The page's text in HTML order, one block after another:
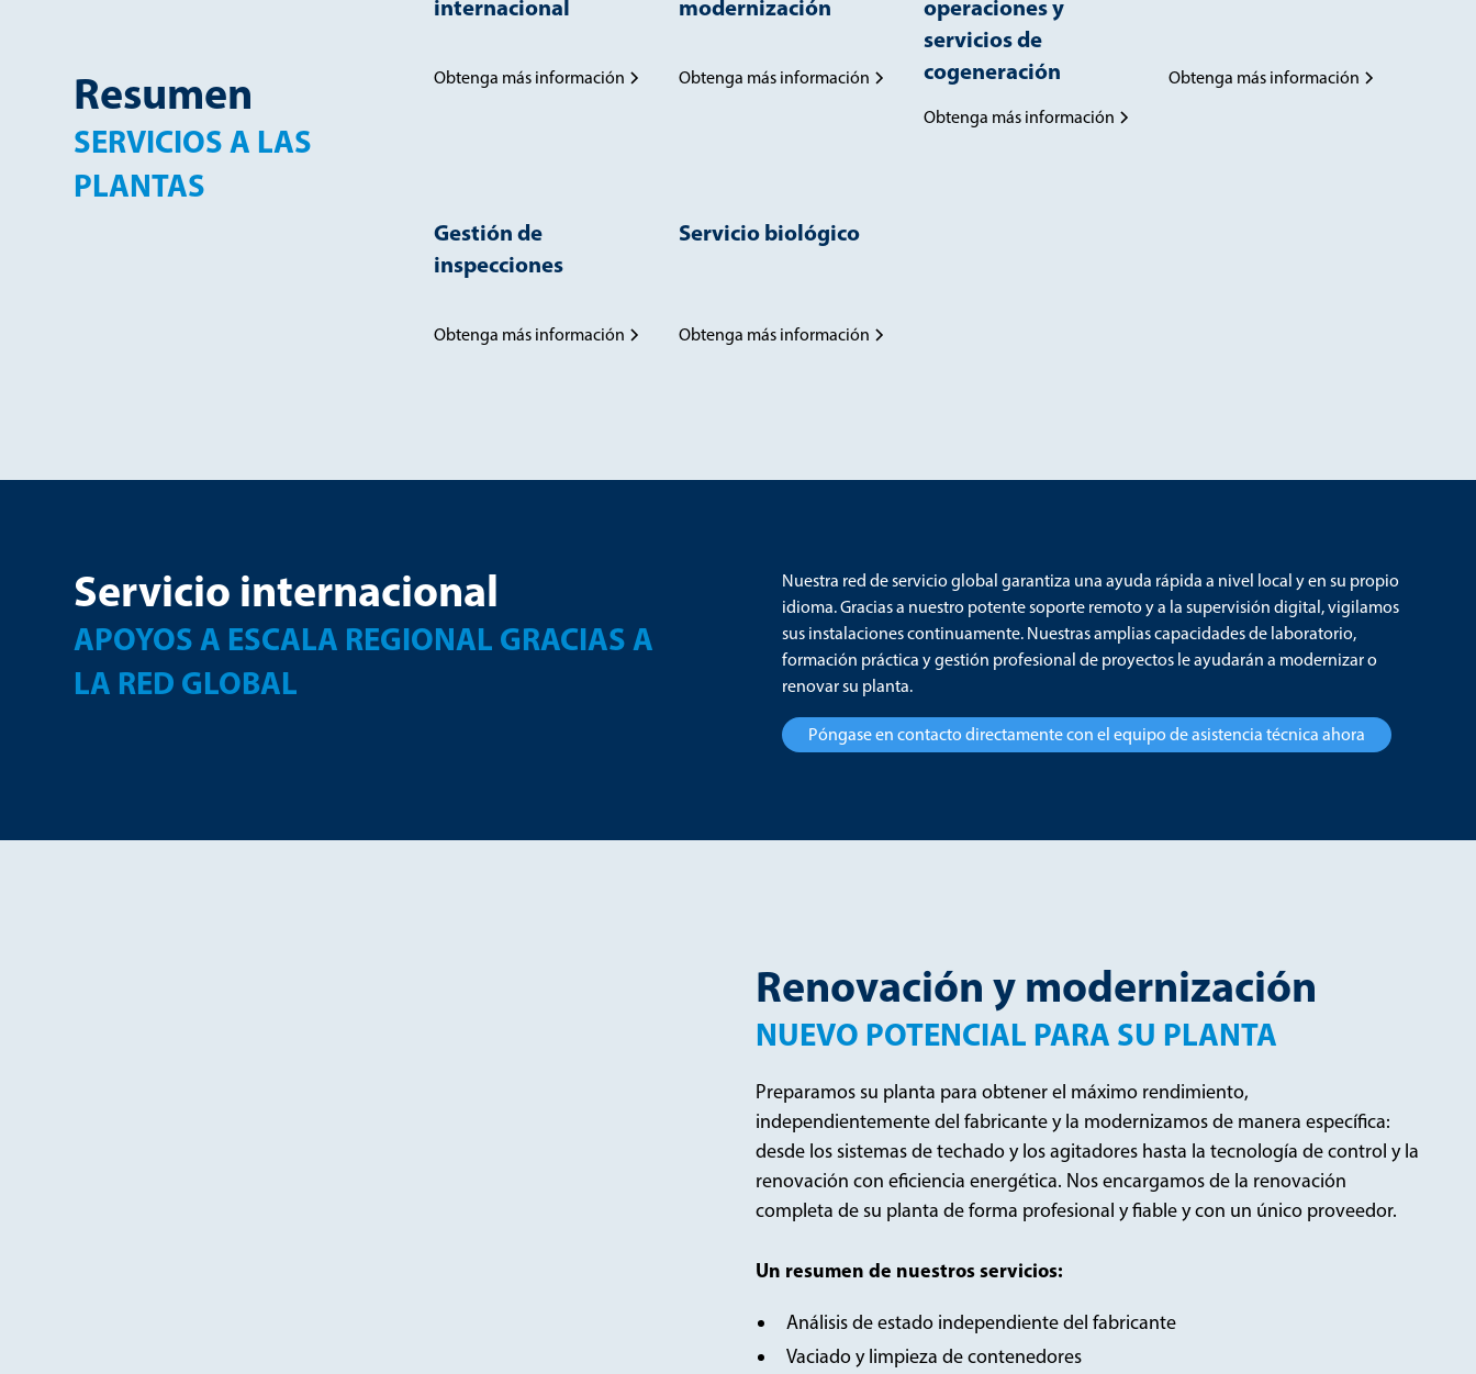
Resumen
SERVICIOS A LAS
PLANTAS
internacional
Obtenga más información
modernización
Obtenga más información
operaciones y
servicios de
cogeneración
Obtenga más información
Obtenga más información
Gestión de
inspecciones
Obtenga más información
Servicio biológico
Obtenga más información
Servicio internacional
APOYOS A ESCALA REGIONAL GRACIAS A
LA RED GLOBAL
Nuestra red de servicio global garantiza una ayuda rápida a nivel local y en su propio
idioma. Gracias a nuestro potente soporte remoto y a la supervisión digital, vigilamos
sus instalaciones continuamente. Nuestras amplias capacidades de laboratorio,
formación práctica y gestión profesional de proyectos le ayudarán a modernizar o
renovar su planta.
Póngase en contacto directamente con el equipo de asistencia técnica ahora
Renovación y modernización
NUEVO POTENCIAL PARA SU PLANTA
Preparamos su planta para obtener el máximo rendimiento,
independientemente del fabricante y la modernizamos de manera específica:
desde los sistemas de techado y los agitadores hasta la tecnología de control y la
renovación con eficiencia energética. Nos encargamos de la renovación
completa de su planta de forma profesional y fiable y con un único proveedor.
Un resumen de nuestros servicios:
Análisis de estado independiente del fabricante
Vaciado y limpieza de contenedores